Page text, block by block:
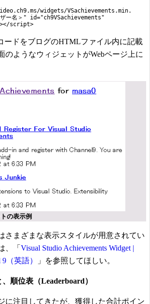
widgets/VSachievements.min.
ー名＞" id="ch9VSachievements"
script>
ードをブログのHTMLファイル内に記載
のようなウィジェットがWebページ上に
の表示例
さまざまな表示スタイルが用意されてい
、「 Visual Studio Achievements Widget |
9（英語）
」を参照してほしい。
順位表（Leaderboard）
に注目してきたが、獲得した合計ポイン